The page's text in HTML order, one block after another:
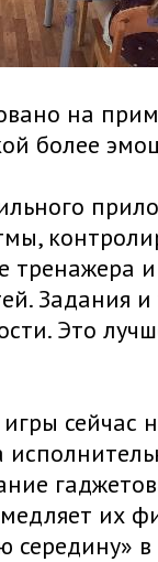
на
более
тренажера
Это
их
середину» в